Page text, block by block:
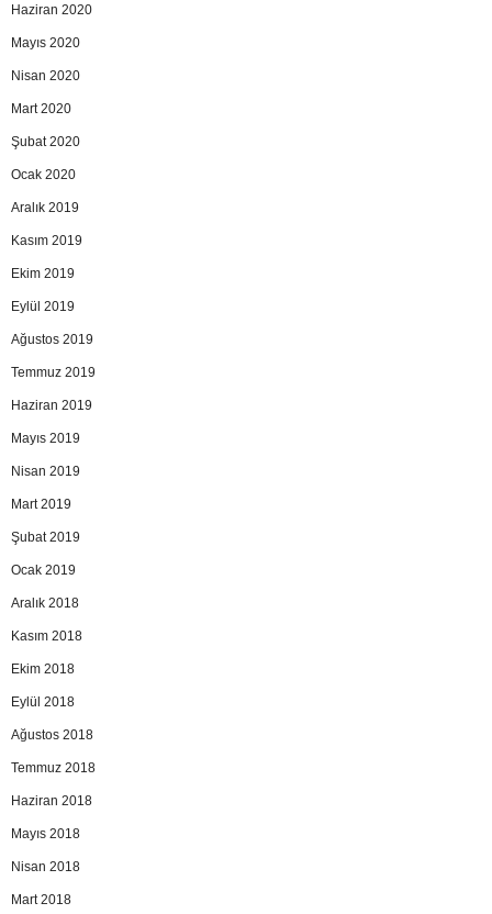
Haziran 2020
Mayıs 2020
Nisan 2020
Mart 2020
Şubat 2020
Ocak 2020
Aralık 2019
Kasım 2019
Ekim 2019
Eylül 2019
Ağustos 2019
Temmuz 2019
Haziran 2019
Mayıs 2019
Nisan 2019
Mart 2019
Şubat 2019
Ocak 2019
Aralık 2018
Kasım 2018
Ekim 2018
Eylül 2018
Ağustos 2018
Temmuz 2018
Haziran 2018
Mayıs 2018
Nisan 2018
Mart 2018